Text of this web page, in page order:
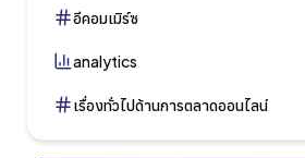
อีคอมเมิร์ซ
analytics
เรื่องทั่วไปด้านการตลาดออนไลน์